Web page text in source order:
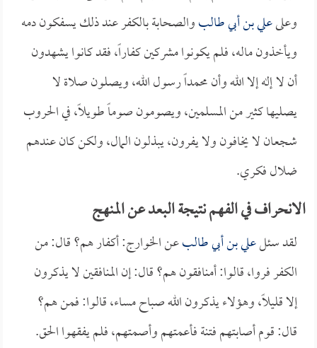
وعلىعلي بن أبي طالبوالصحابة بالكفر عند ذلك يسفكون دمه
ويأخذون ماله، فلم يكونوا مشركين كفاراً، فقد كانوا يشهدون
أن لا إله إلا الله وأن محمداً رسول الله، ويصلون صلاة لا
يصليها كثير من المسلمين، ويصومون صوماً طويلاً، في الحروب
شجعان لا يخافون ولا يفرون، يبذلون المال، ولكن كان عندهم
ضلال فكري.
الانحراف في الفهم نتيجة البعد عن المنهج
لقد سئلعلي بن أبي طالبعن الخوارج: أكفار هم؟ قال: من
الكفر فروا، قالوا: أمنافقون هم؟ قال: إن المنافقين لا يذكرون
إلا قليلاً، وهؤلاء يذكرون الله صباح مساء، قالوا: فمن هم؟
قال: قوم أصابتهم فتنة فأعمتهم وأصمتهم، فلم يفقهوا الحق.